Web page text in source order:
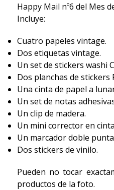
Happy Mail nº6 del Mes
Incluye:
Cuatro papeles vintage.
Dos etiquetas vintage.
Un set de stickers washi
Dos planchas de stickers
Una cinta de papel a
Un set de notas
Un clip de madera.
Un mini corrector en
Un marcador doble
Dos stickers de vinilo.
Pueden no tocar
productos de la foto.